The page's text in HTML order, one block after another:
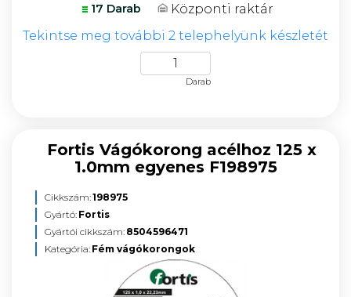
17 Darab
Központi raktár
Tekintse meg további 2 telephelyünk készletét
Darab
Fortis Vágókorong acélhoz 125 x
1.0mm egyenes F198975
Cikkszám:198975
Gyártó: Fortis
Gyártói cikkszám: 8504596471
Kategória: Fém vágókorongok